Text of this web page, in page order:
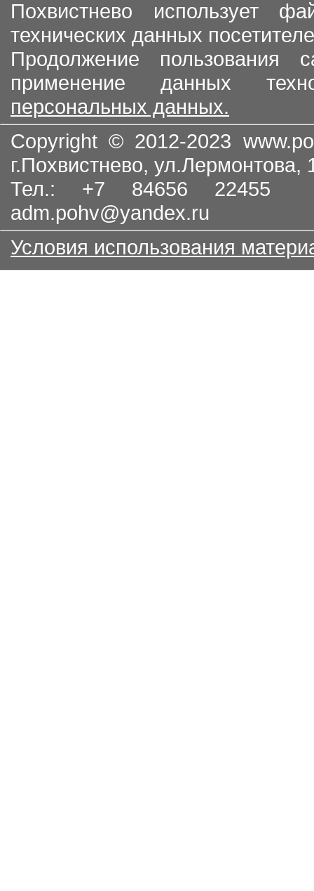
Похвистнево использует
технических данных
Продолжение пользования
применение данных
персональных данных.
Copyright © 2012-2023
г.Похвистнево, ул.Лермонтова,
Тел.: +7 84656
adm.pohv@yandex.ru
Условия использования